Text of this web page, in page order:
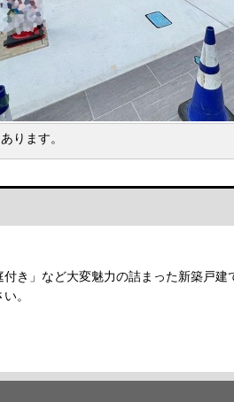
ります。
付き」など大変魅力の詰まった新築戸
。